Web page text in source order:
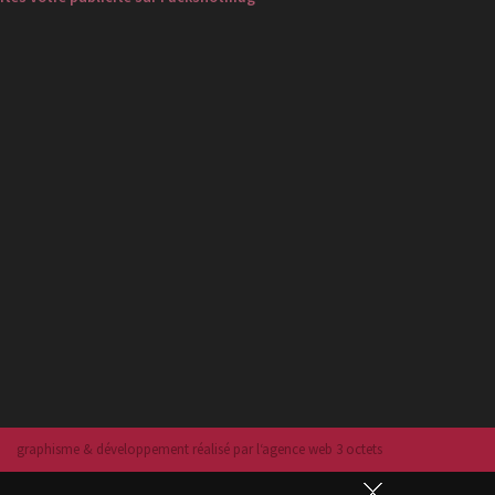
graphisme & développement réalisé par l‘agence web 3 octets